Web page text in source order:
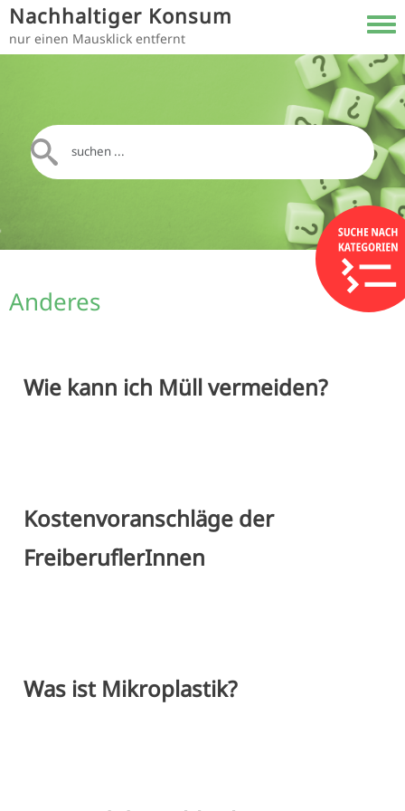
Direkt zum Inhalt
Nachhaltiger Konsum
nur einen Mausklick entfernt
Anderes
Wie kann ich Müll vermeiden?
Kostenvoranschläge der
FreiberuflerInnen
Was ist Mikroplastik?